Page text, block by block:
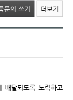
문의 쓰기 더보기
배달되도록 노력하고